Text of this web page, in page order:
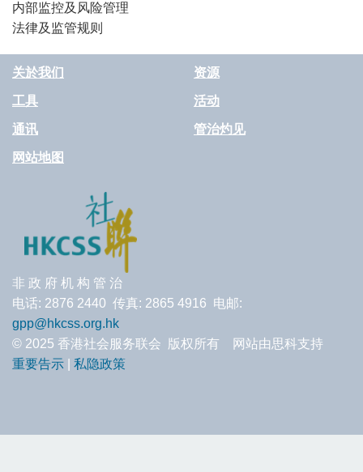
内部监控及风险管理
法律及监管规则
关於我们 资源
工具 活动
通讯 管治灼见
网站地图
非 政 府 机 构 管 治
电话: 2876 2440 传真: 2865 4916 电邮:
gpp@hkcss.org.hk
© 2025 香港社会服务联会 版权所有 网站由思科支持
重要告示
私隐政策